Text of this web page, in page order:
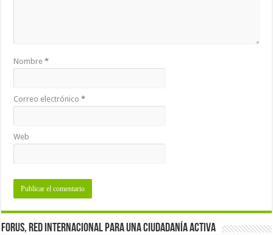
Nombre*
Correo electrónico*
Web
Forus, red internacional para una ciudadanía activa